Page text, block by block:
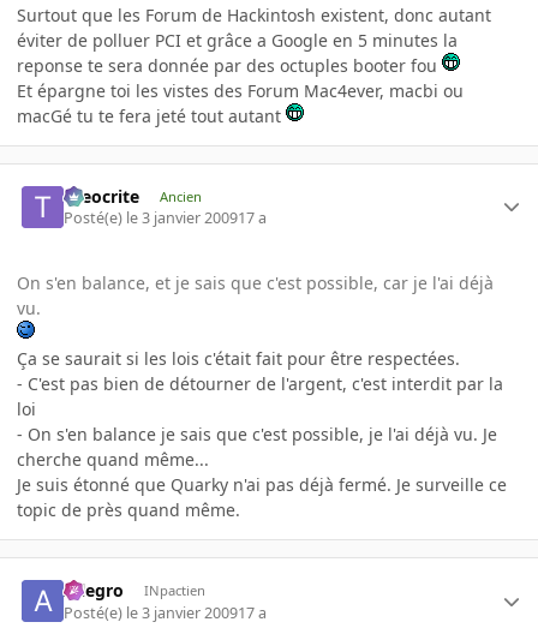
Surtout que les Forum de Hackintosh existent, donc autant
éviter de polluer PCI et grâce a Google en 5 minutes la
reponse te sera donnée par des octuples booter fou
Et épargne toi les vistes des Forum Mac4ever, macbi ou
macGé tu te fera jeté tout autant
theocrite Ancien
Posté(e) le 3 janvier 200917 a
On s'en balance, et je sais que c'est possible, car je l'ai déjà
vu.
Ça se saurait si les lois c'était fait pour être respectées.
- C'est pas bien de détourner de l'argent, c'est interdit par la
loi
- On s'en balance je sais que c'est possible, je l'ai déjà vu. Je
cherche quand même...
Je suis étonné que Quarky n'ai pas déjà fermé. Je surveille ce
topic de près quand même.
Allegro INpactien
Posté(e) le 3 janvier 200917 a